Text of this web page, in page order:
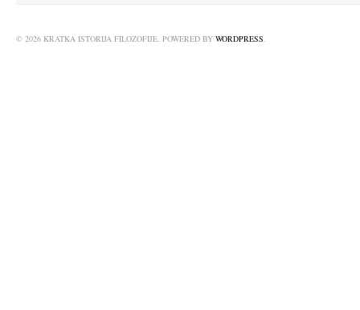
© 2026 KRATKA ISTORIJA FILOZOFIJE. POWERED BY WORDPRESS.